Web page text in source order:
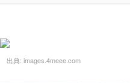
出典: images.4meee.com